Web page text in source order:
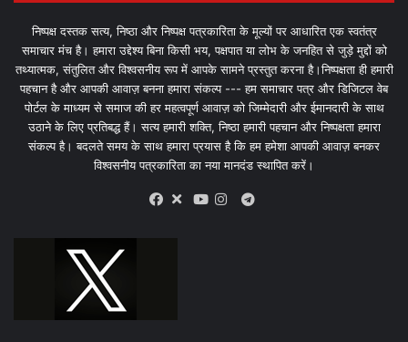
निष्पक्ष दस्तक सत्य, निष्ठा और निष्पक्ष पत्रकारिता के मूल्यों पर आधारित एक स्वतंत्र
समाचार मंच है। हमारा उद्देश्य बिना किसी भय, पक्षपात या लोभ के जनहित से जुड़े मुद्दों को
तथ्यात्मक, संतुलित और विश्वसनीय रूप में आपके सामने प्रस्तुत करना है।निष्पक्षता ही हमारी
पहचान है और आपकी आवाज़ बनना हमारा संकल्प --- हम समाचार पत्र और डिजिटल वेब
पोर्टल के माध्यम से समाज की हर महत्वपूर्ण आवाज़ को जिम्मेदारी और ईमानदारी के साथ
उठाने के लिए प्रतिबद्ध हैं। सत्य हमारी शक्ति, निष्ठा हमारी पहचान और निष्पक्षता हमारा
संकल्प है। बदलते समय के साथ हमारा प्रयास है कि हम हमेशा आपकी आवाज़ बनकर
विश्वसनीय पत्रकारिता का नया मानदंड स्थापित करें।
X
Telegram